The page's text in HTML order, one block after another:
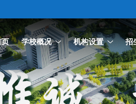
页 学校概况 机构设置 招